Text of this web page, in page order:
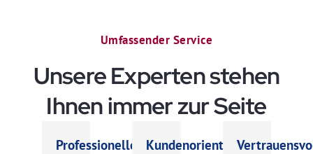
Umfassender Service
Unsere Experten stehen
Ihnen immer zur Seite
Professionelle
Kundenorientiert